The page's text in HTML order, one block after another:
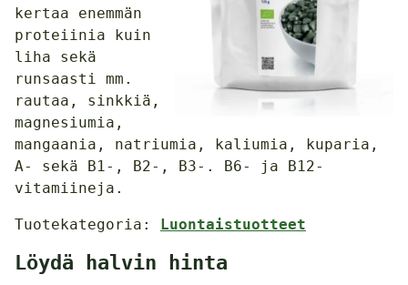
kertaa enemmän
proteiinia kuin
liha sekä
runsaasti mm.
rautaa, sinkkiä,
magnesiumia,
mangaania, natriumia, kaliumia, kuparia,
A- sekä B1-, B2-, B3-. B6- ja B12-
vitamiineja.
Tuotekategoria: Luontaistuotteet
Löydä halvin hinta